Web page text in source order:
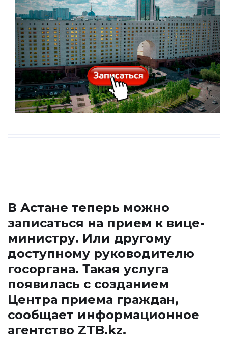
В Астане теперь можно
записаться на прием к вице-
министру. Или другому
доступному руководителю
госоргана. Такая услуга
появилась с созданием
Центра приема граждан,
сообщает информационное
агентство ZTB.kz.